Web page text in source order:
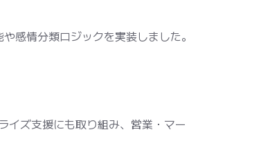
感情分類ロジックを実装しました。
イズ支援にも取り組み、営業・マー